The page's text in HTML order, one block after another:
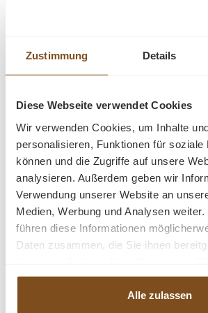
Zustimmung Details
Diese Webseite verwendet Cookies
Wir verwenden Cookies, um Inhalte
personalisieren, Funktionen für soziale
können und die Zugriffe auf unsere
analysieren. Außerdem geben wir
Verwendung unserer Website an
Medien, Werbung und Analysen
führen diese Informationen
Daten zusammen, die Sie ihnen
haben.
Alle zulassen
auch noch nach Jahren. Jedes
Schrank aus der Serie Roda. Dieses
nicht nur Ihr Eigenheim in neuem
den Anblick auf Dauer erfreuen.
Beschreibung
Schrank aus recyceltem Teakholz
Teak massiv mit Metall
fertig montiert
2-teilig Ober & Unterteil